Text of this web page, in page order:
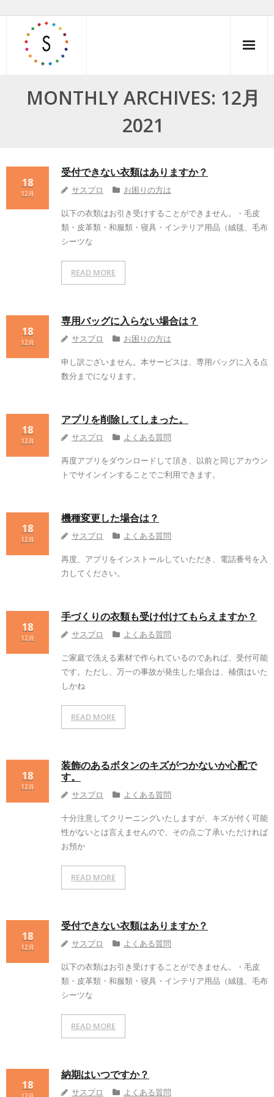
content
MONTHLY ARCHIVES: 12月
2021
受付できない衣類はありますか？
18
12月 サスプロ お困りの方は
以下の衣類はお引き受けすることができません。・毛皮
類・皮革類・和服類・寝具・インテリア用品（絨毯、毛布
シーツな
READ MORE
専用バッグに入らない場合は？
18
12月 サスプロ お困りの方は
申し訳ございません。本サービスは、専用バッグに入る点
数分までになります。
アプリを削除してしまった。
18
12月 サスプロ よくある質問
再度アプリをダウンロードして頂き、以前と同じアカウン
トでサインインすることでご利用できます。
機種変更した場合は？
18
12月 サスプロ よくある質問
再度、アプリをインストールしていただき、電話番号を入
力してください。
手づくりの衣類も受け付けてもらえますか？
18
12月 サスプロ よくある質問
ご家庭で洗える素材で作られているのであれば、受付可能
です。ただし、万一の事故が発生した場合は、補償はいた
しかね
READ MORE
装飾のあるボタンのキズがつかないか心配で
す。
18
12月
サスプロ よくある質問
十分注意してクリーニングいたしますが、キズが付く可能
性がないとは言えませんので、その点ご了承いただければ
お預か
READ MORE
受付できない衣類はありますか？
18
12月 サスプロ よくある質問
以下の衣類はお引き受けすることができません。・毛皮
類・皮革類・和服類・寝具・インテリア用品（絨毯、毛布
シーツな
READ MORE
納期はいつですか？
18
サスプロ よくある質問